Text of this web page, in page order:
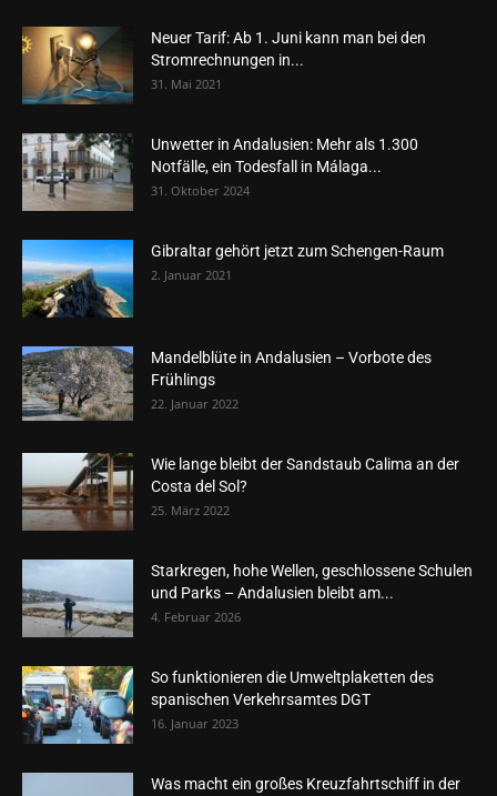
Neuer Tarif: Ab 1. Juni kann man bei den
Stromrechnungen in...
31. Mai 2021
Unwetter in Andalusien: Mehr als 1.300
Notfälle, ein Todesfall in Málaga...
31. Oktober 2024
Gibraltar gehört jetzt zum Schengen-Raum
2. Januar 2021
Mandelblüte in Andalusien – Vorbote des
Frühlings
22. Januar 2022
Wie lange bleibt der Sandstaub Calima an der
Costa del Sol?
25. März 2022
Starkregen, hohe Wellen, geschlossene Schulen
und Parks – Andalusien bleibt am...
4. Februar 2026
So funktionieren die Umweltplaketten des
spanischen Verkehrsamtes DGT
16. Januar 2023
Was macht ein großes Kreuzfahrtschiff in der